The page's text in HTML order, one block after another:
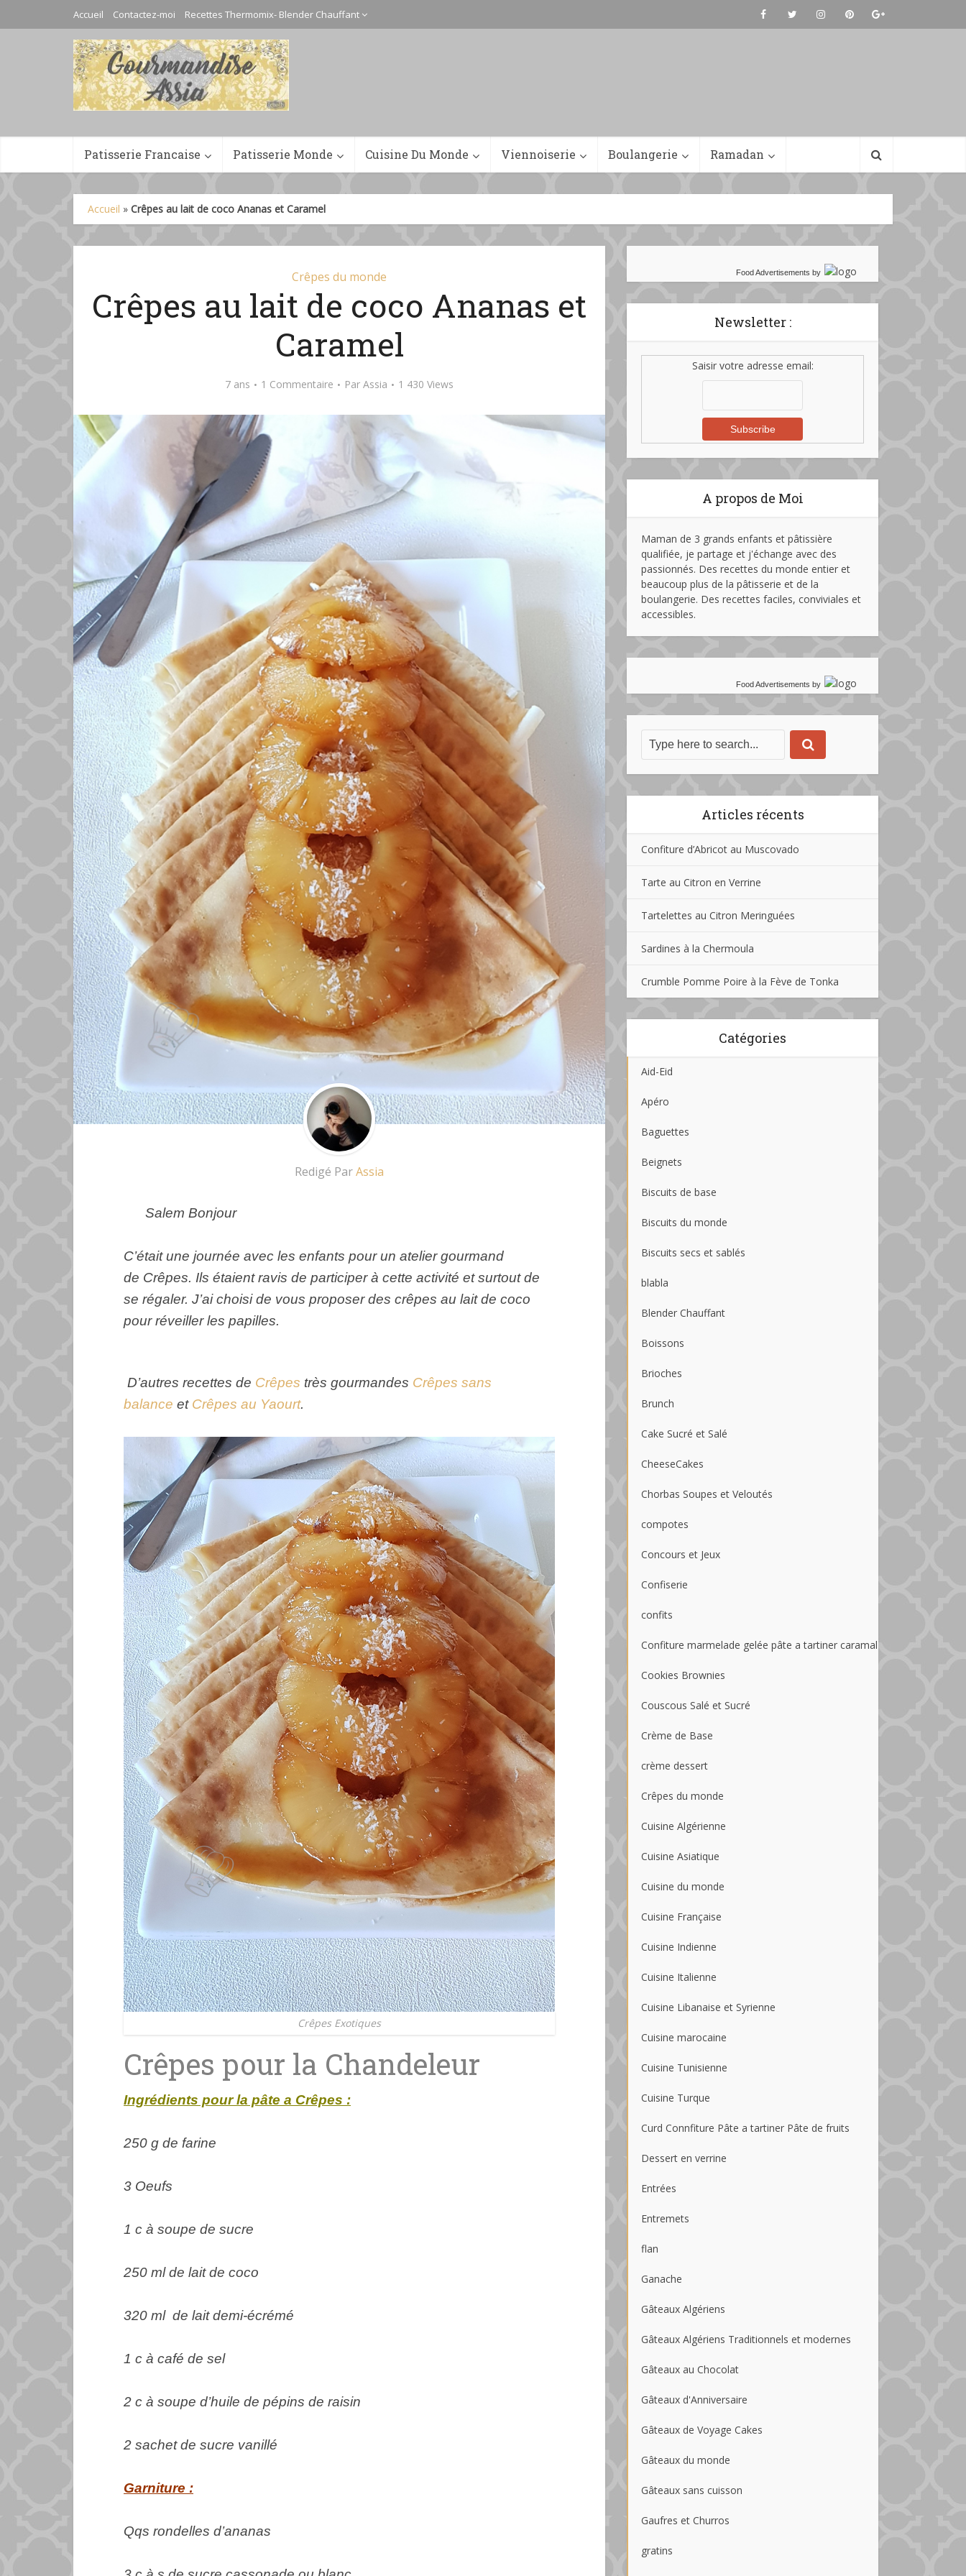
Accueil Contactez-moi Recettes Thermomix- Blender Chauffant
Patisserie Francaise Patisserie Monde Cuisine Du Monde Viennoiserie Boulangerie Ramadan
Accueil » Crêpes au lait de coco Ananas et Caramel
Crêpes du monde
Crêpes au lait de coco Ananas et
Caramel
7 ans 1 Commentaire Par Assia 1 430 Views
Redigé ParAssia
Salem Bonjour
C’était une journée avec les enfants pour un atelier gourmand
de Crêpes. Ils étaient ravis de participer à cette activité et surtout de
se régaler. J’ai choisi de vous proposer des crêpes au lait de coco
pour réveiller les papilles.
D’autres recettes de Crêpes très gourmandes Crêpes sans
balance et Crêpes au Yaourt.
Crêpes Exotiques
Crêpes pour la Chandeleur
Ingrédients pour la pâte a Crêpes :
250 g de farine
3 Oeufs
1 c à soupe de sucre
250 ml de lait de coco
320 ml de lait demi-écrémé
1 c à café de sel
2 c à soupe d’huile de pépins de raisin
2 sachet de sucre vanillé
Garniture :
Qqs rondelles d’ananas
Food Advertisements by
Newsletter :
Saisir votre adresse email:
A propos de Moi
Maman de 3 grands enfants et pâtissière
qualifiée, je partage et j'échange avec des
passionnés. Des recettes du monde entier et
beaucoup plus de la pâtisserie et de la
boulangerie. Des recettes faciles, conviviales et
accessibles.
Food Advertisements by
Articles récents
Confiture d’Abricot au Muscovado
Tarte au Citron en Verrine
Tartelettes au Citron Meringuées
Sardines à la Chermoula
Crumble Pomme Poire à la Fève de Tonka
Catégories
Aid-Eid
Apéro
Baguettes
Beignets
Biscuits de base
Biscuits du monde
Biscuits secs et sablés
blabla
Blender Chauffant
Boissons
Brioches
Brunch
Cake Sucré et Salé
CheeseCakes
Chorbas Soupes et Veloutés
compotes
Concours et Jeux
Confiserie
confits
Confiture marmelade gelée pâte a tartiner caramal
Cookies Brownies
Couscous Salé et Sucré
Crème de Base
crème dessert
Crêpes du monde
Cuisine Algérienne
Cuisine Asiatique
Cuisine du monde
Cuisine Française
Cuisine Indienne
Cuisine Italienne
Cuisine Libanaise et Syrienne
Cuisine marocaine
Cuisine Tunisienne
Cuisine Turque
Curd Connfiture Pâte a tartiner Pâte de fruits
Dessert en verrine
Entrées
Entremets
flan
Ganache
Gâteaux Algériens
Gâteaux Algériens Traditionnels et modernes
Gâteaux au Chocolat
Gâteaux d'Anniversaire
Gâteaux de Voyage Cakes
Gâteaux du monde
Gâteaux sans cuisson
Gaufres et Churros
gratins